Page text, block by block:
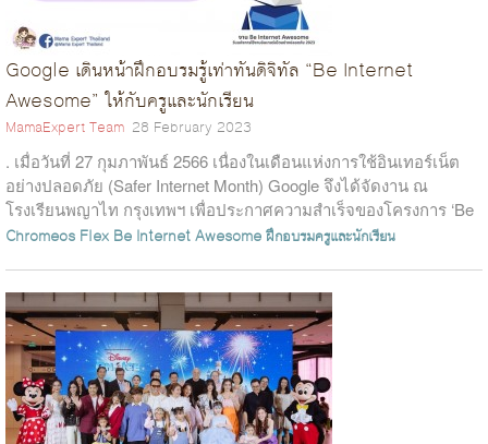
Google เดินหน้าฝึกอบรมรู้เท่าทันดิจิทัล “Be Internet
Awesome” ให้กับครูและนักเรียน
MamaExpert Team 28 February 2023
. เมื่อวันที่ 27 กุมภาพันธ์ 2566 เนื่องในเดือนแห่งการใช้อินเทอร์เน็ต
อย่างปลอดภัย (Safer Internet Month) Google จึงได้จัดงาน ณ
โรงเรียนพญาไท กรุงเทพฯ เพื่อประกาศความสำเร็จของโครงการ ‘Be
Intern...
Chromeos Flex Be Internet Awesomeฝึกอบรมครูและนักเรียน